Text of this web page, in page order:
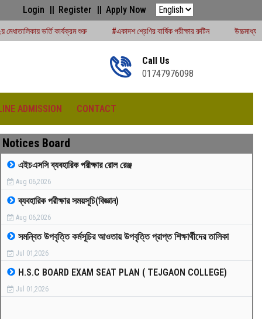
Login Register Apply Now
শুরু #একাদশ শ্রেণির বার্ষিক পরীক্ষার রুটিন উচ্চমাধ্যমিক সেশন (২০২৪-২৫)
Call Us
01747976098
ADMISSION CONTACT
প্রতিযোগিতা -২০২৫
Notices Board
এইচএসসি ব্যবহারিক পরীক্ষার রোল রেঞ্জ
Aug 06,2026
ব্যবহারিক পরীক্ষার সময়সূচি(বিজ্ঞান)
Aug 06,2026
সমন্বিত উপবৃত্তি কর্মসূচির আওতায় উপবৃত্তি প্রাপ্ত শিক্ষার্থীদের তালিকা
Jul 01,2026
H.S.C BOARD EXAM SEAT PLAN ( TEJGAON COLLEGE)
Jul 01,2026